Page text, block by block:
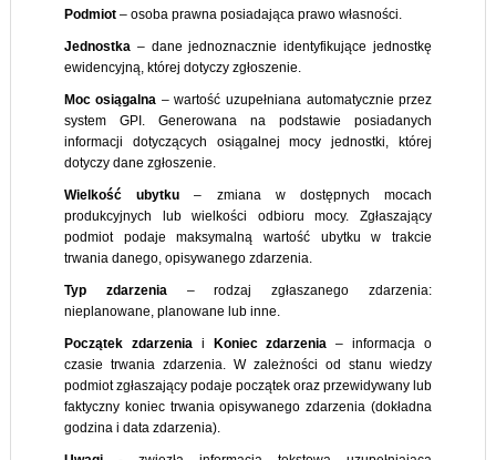
Podmiot– osoba prawna posiadająca prawo własności.
Jednostka– dane jednoznacznie identyfikujące jednostkę
ewidencyjną, której dotyczy zgłoszenie.
Moc osiągalna – wartość uzupełniana automatycznie przez
system GPI. Generowana na podstawie posiadanych
informacji dotyczących osiągalnej mocy jednostki, której
dotyczy dane zgłoszenie.
Wielkość ubytku – zmiana w dostępnych mocach
produkcyjnych lub wielkości odbioru mocy. Zgłaszający
podmiot podaje maksymalną wartość ubytku w trakcie
trwania danego, opisywanego zdarzenia.
Typ zdarzenia– rodzaj zgłaszanego zdarzenia:
nieplanowane, planowane lub inne.
Początek zdarzeniai Koniec zdarzenia – informacja o
czasie trwania zdarzenia. W zależności od stanu wiedzy
podmiot zgłaszający podaje początek oraz przewidywany lub
faktyczny koniec trwania opisywanego zdarzenia (dokładna
godzina i data zdarzenia).